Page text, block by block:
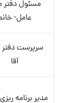
مسئول دفتر
عامل-
سرپرست
آقا
مدیر برنامه